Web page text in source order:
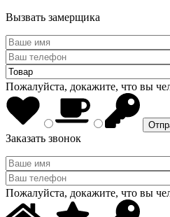
Вызвать замерщика
Пожалуйста, докажите, что вы
Заказать звонок
Пожалуйста, докажите, что вы